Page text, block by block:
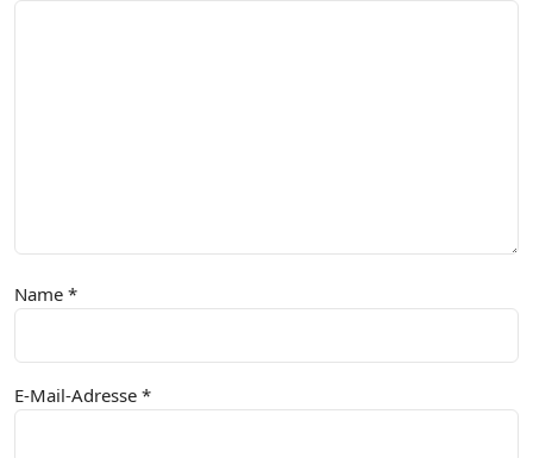
Name *
E-Mail-Adresse *